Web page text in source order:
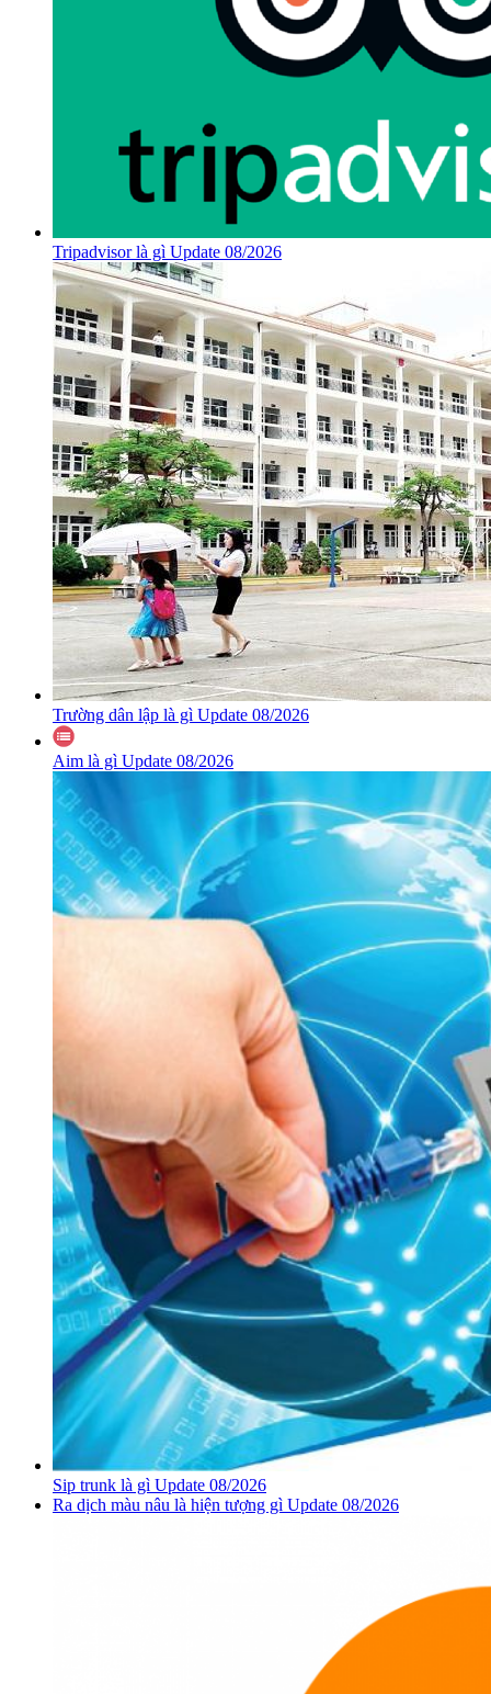
Tripadvisor là gì Update 08/2026
Trường dân lập là gì Update 08/2026
Aim là gì Update 08/2026
Sip trunk là gì Update 08/2026
Ra dịch màu nâu là hiện tượng gì Update 08/2026